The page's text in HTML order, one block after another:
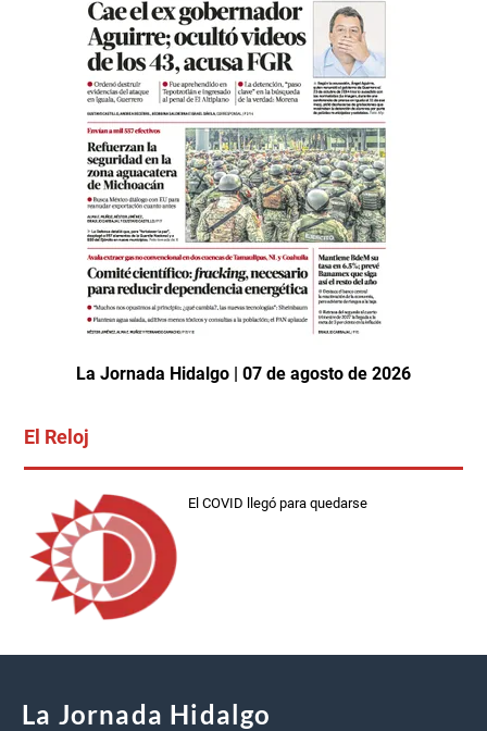
La Jornada Hidalgo | 07 de agosto de 2026
El Reloj
El COVID llegó para quedarse
La Jornada Hidalgo